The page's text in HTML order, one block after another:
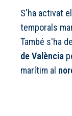
S'ha activat el
temporals
També s'ha
de València
marítim al